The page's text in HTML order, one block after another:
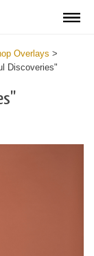
Overlays >
Discoveries"